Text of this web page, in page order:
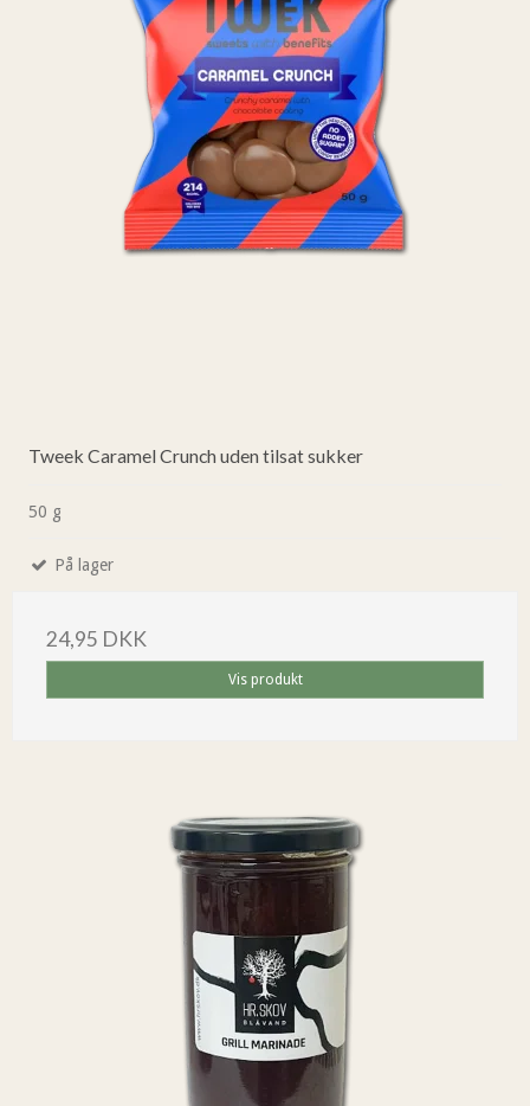
Tweek Caramel Crunch uden tilsat sukker
50 g
På lager
24,95 DKK
Vis produkt